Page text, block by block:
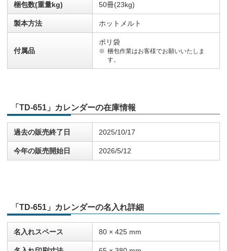
梱包数(重量kg) 50冊(23kg)
製本方法 ホットメルト
付属品
ポリ袋
梱包作業はお客様でお願いいたしま
す。
「TD-651」カレンダーの在庫情報
過去の販売終了日 2025/10/17
今年の販売開始日 2026/5/12
「TD-651」カレンダーの名入れ詳細
名入れスペース 80 × 425 mm